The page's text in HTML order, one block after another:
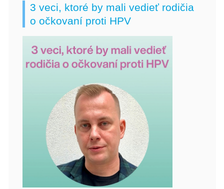
3 veci, ktoré by mali vedieť rodičia
o očkovaní proti HPV